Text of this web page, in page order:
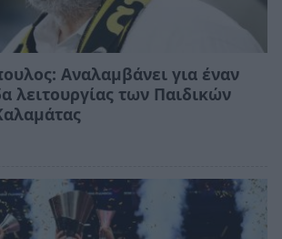
Αναλαμβάνει για έναν
λειτουργίας των Παιδικών